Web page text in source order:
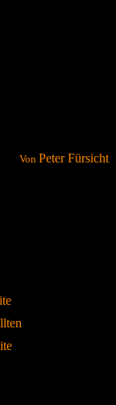
Von Peter Fürsicht